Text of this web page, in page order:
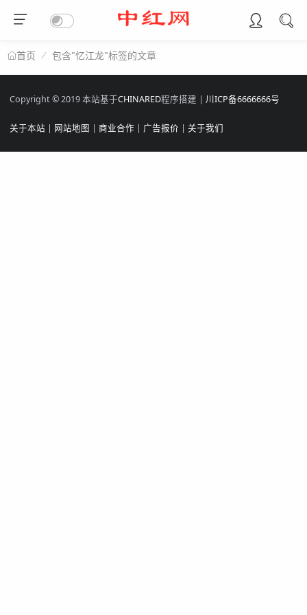
首页 包含"忆江龙"标签的文章
Copyright © 2019 本站基于CHINARED程序搭建 | 川ICP备6666666号
关于本站 | 网站地图 | 商业合作 | 广告报价 | 关于我们